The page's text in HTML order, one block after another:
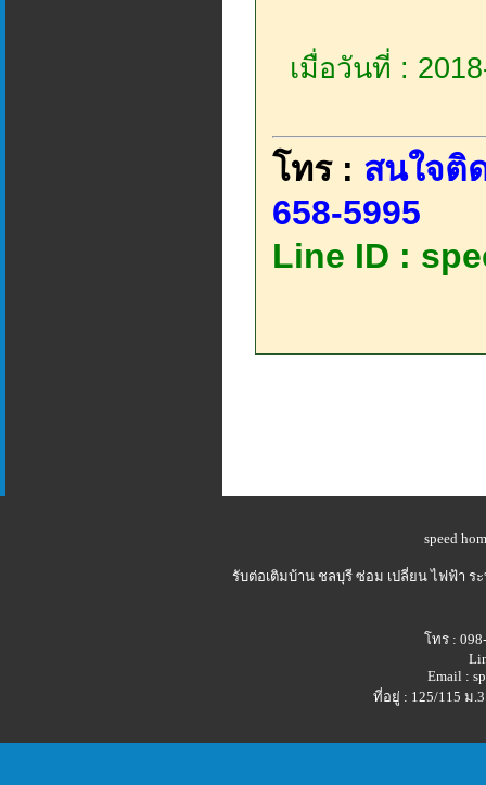
เมื่อวันที่ :
โทร : สนใจติ
658-5995
Line ID :
speed
รับต่อเติมบ้าน ชลบุรี ซ่อม เปลี่ยน ไฟฟ้า ร
โทร :
Email :
ที่อยู่ : 125/115 ม